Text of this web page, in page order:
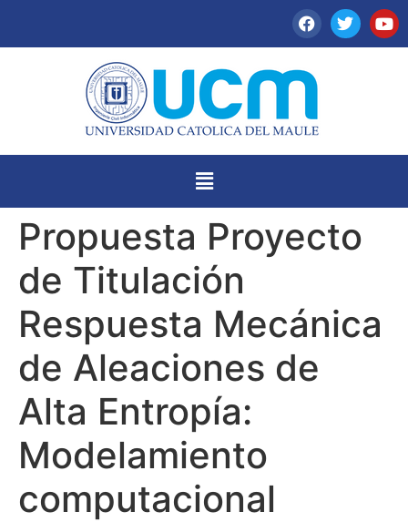
Propuesta Proyecto
de Titulación
Respuesta Mecánica
de Aleaciones de
Alta Entropía:
Modelamiento
computacional